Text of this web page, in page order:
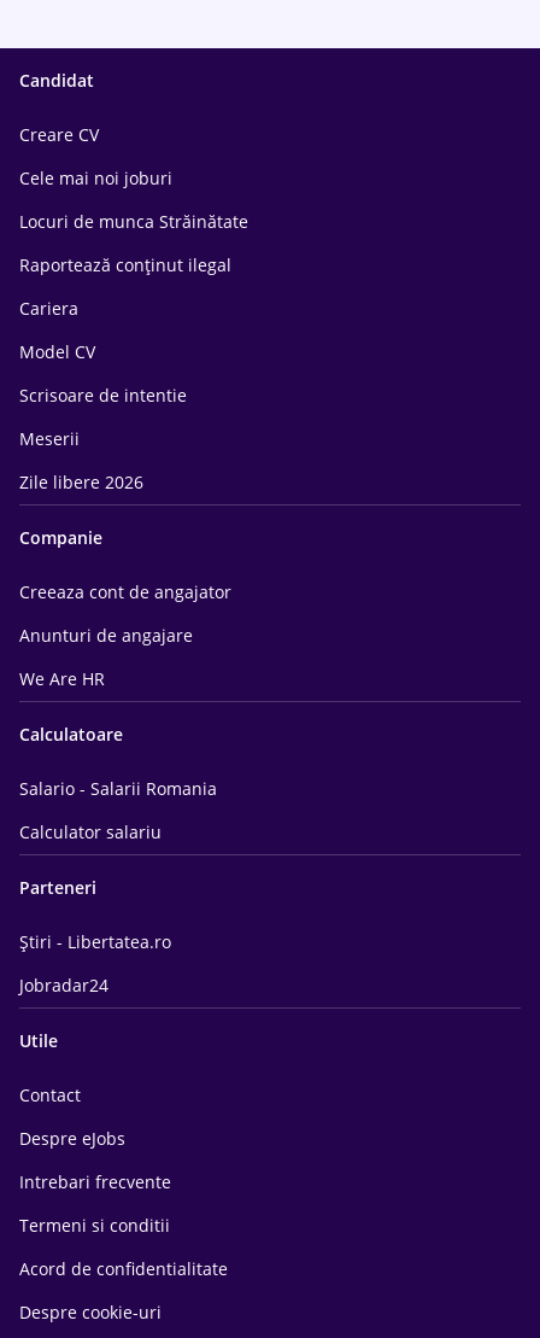
Candidat
Creare CV
Cele mai noi joburi
Locuri de munca Străinătate
Raportează conținut ilegal
Cariera
Model CV
Scrisoare de intentie
Meserii
Zile libere 2026
Companie
Creeaza cont de angajator
Anunturi de angajare
We Are HR
Calculatoare
Salario - Salarii Romania
Calculator salariu
Parteneri
Știri - Libertatea.ro
Jobradar24
Utile
Contact
Despre eJobs
Intrebari frecvente
Termeni si conditii
Acord de confidentialitate
Despre cookie-uri